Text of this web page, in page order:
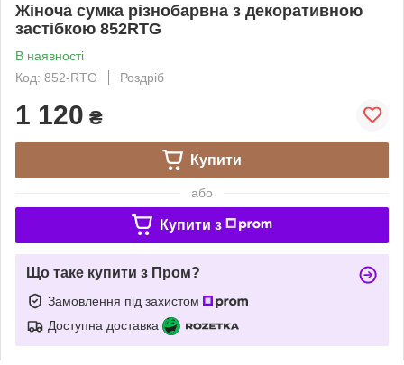
Жіноча сумка різнобарвна з декоративною
застібкою 852RTG
В наявності
Код: 852-RTG
Роздріб
1 120 ₴
Купити
або
Купити з
Що таке купити з Пром?
Замовлення під захистом
Доступна доставка